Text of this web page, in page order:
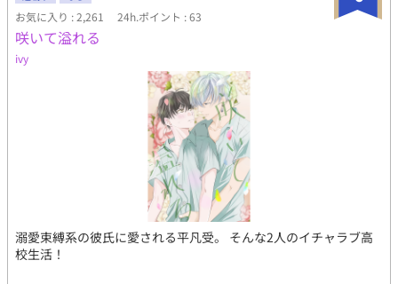
お気に入り : 2,261 24h.ポイント : 63
咲いて溢れる
ivy
溺愛束縛系の彼氏に愛される平凡受。 そんな2人のイチャラブ高
校生活！